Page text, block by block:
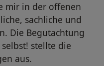
mir in der offenen
sachliche und
Die Begutachtung
stellte die
aus.